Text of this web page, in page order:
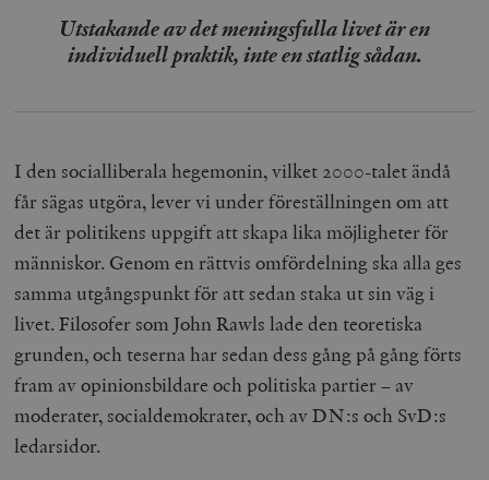
Utstakande av det meningsfulla livet är en
individuell praktik, inte en statlig sådan.
I den socialliberala hegemonin, vilket 2000-talet ändå
får sägas utgöra, lever vi under föreställningen om att
det är politikens uppgift att skapa lika möjligheter för
människor. Genom en rättvis omfördelning ska alla ges
samma utgångspunkt för att sedan staka ut sin väg i
livet. Filosofer som John Rawls lade den teoretiska
grunden, och teserna har sedan dess gång på gång förts
fram av opinionsbildare och politiska partier – av
moderater, socialdemokrater, och av DN:s och SvD:s
ledarsidor.